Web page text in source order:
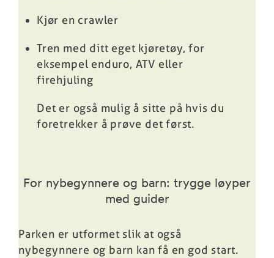
Kjør en crawler
Tren med ditt eget kjøretøy, for
eksempel enduro, ATV eller
firehjuling
Det er også mulig å sitte på hvis du
foretrekker å prøve det først.
For nybegynnere og barn: trygge løyper
med guider
Parken er utformet slik at også
nybegynnere og barn kan få en god start.